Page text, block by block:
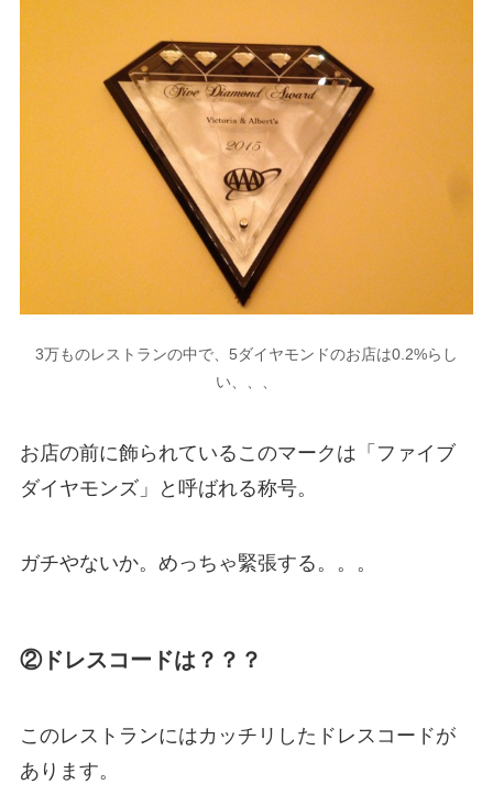
3万ものレストランの中で、5ダイヤモンドのお店は0.2%らし
い、、、
お店の前に飾られているこのマークは「ファイブ
ダイヤモンズ」と呼ばれる称号。
ガチやないか。めっちゃ緊張する。。。
②ドレスコードは？？？
このレストランにはカッチリしたドレスコードが
あります。